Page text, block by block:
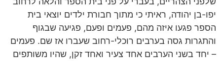
יפו-בן יהודה, ראיתי כי מתוך חבורת ילדים יוצאי בית
הספר פגעו איזה מהם, פעמים ופעם, פגיעה שבגוף
והתגרות גסה בערבים רוכלי-רחוב שעברו אז שם. פעמים
– יחד בשני הערבים אחד צעיר ואחד זקן, שהיו משותפים